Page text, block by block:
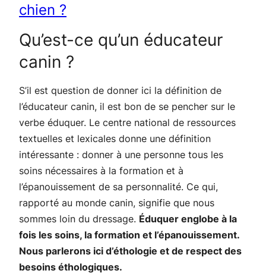
chien ?
Qu’est-ce qu’un éducateur
canin ?
S’il est question de donner ici la définition de
l’éducateur canin, il est bon de se pencher sur le
verbe éduquer. Le centre national de ressources
textuelles et lexicales donne une définition
intéressante : donner à une personne tous les
soins nécessaires à la formation et à
l’épanouissement de sa personnalité. Ce qui,
rapporté au monde canin, signifie que nous
sommes loin du dressage. Éduquer englobe à la
fois les soins, la formation et l’épanouissement.
Nous parlerons ici d’éthologie et de respect des
besoins éthologiques.